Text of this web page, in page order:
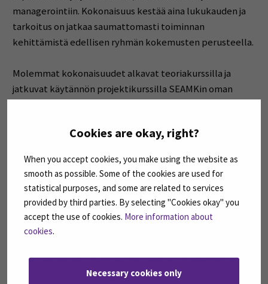
Cookies are okay, right?
When you accept cookies, you make using the website as
smooth as possible. Some of the cookies are used for
statistical purposes, and some are related to services
provided by third parties. By selecting "Cookies okay" you
accept the use of cookies. More information about
cookies.
Necessary cookies only
managerointiin. Kokonaisuus kestää aina lukukauden ja
tarkoitus on jatkaa saumattomasti toiminnan
kehittämistä edellisen ryhmän kokemusten perusteella.
Molemmat kokonaisuudet alkavat teoriakurssilla ja
jatkuvat käytännön projektikurssilla SEAMKin oman
kautta. Tällä hetkellä SEAMKilla on oma joukkue CS:GO
myös muita pelejä.
Ilmoittautuminen kursseille tapahtuu normaalisti Pepin
kautta. Projektiopintoihin on mahdollista valita vain
rajattu määrä opiskelijoita teoriakurssin suorittaneista.
ilmoittautua heti. Myös suomenkieliset opiskelijat voivat
ilmoittautua kevään englanninkieliseen